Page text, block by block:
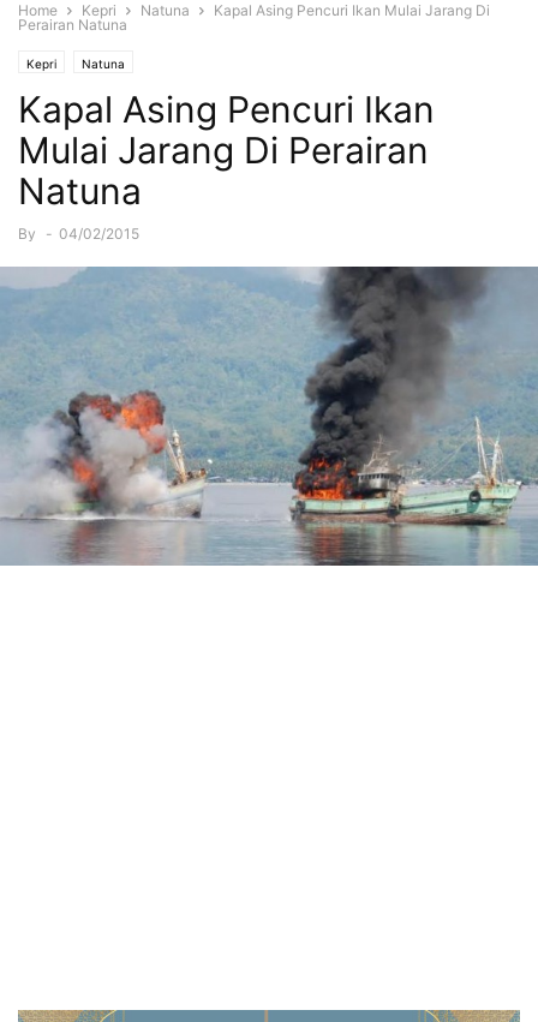
Home Kepri Natuna
Kapal Asing Pencuri Ikan Mulai Jarang Di
Perairan Natuna
Kepri Natuna
Kapal Asing Pencuri Ikan
Mulai Jarang Di Perairan
Natuna
By - 04/02/2015